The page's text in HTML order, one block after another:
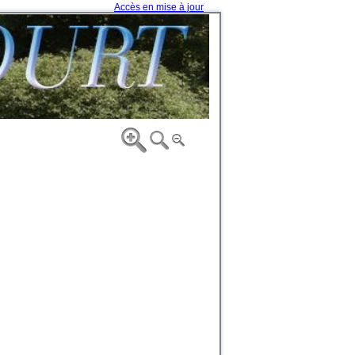
Accès en mise à jour